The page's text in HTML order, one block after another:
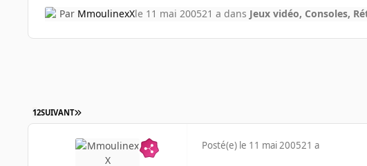
Par MmoulinexXle 11 mai 200521 a dans Jeux vidéo, Consoles,
12SUIVANT
Posté(e) le 11 mai 200521 a